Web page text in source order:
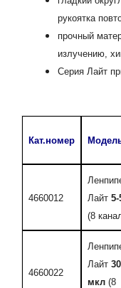
рукоятка
прочный
излучению,
Cерия Лайт
Кат.номер
4660012
Лайт
(8
4660022
Лайт
мкл (8